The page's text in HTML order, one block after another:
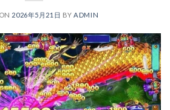
2026年5月21日 BY ADMIN